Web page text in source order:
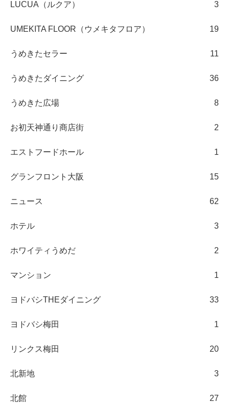
LUCUA（ルクア） 3
UMEKITA FLOOR（ウメキタフロア） 19
うめきたセラー 11
うめきたダイニング 36
うめきた広場 8
お初天神通り商店街 2
エストフードホール 1
グランフロント大阪 15
ニュース 62
ホテル 3
ホワイティうめだ 2
マンション 1
ヨドバシTHEダイニング 33
ヨドバシ梅田 1
リンクス梅田 20
北新地 3
北館 27